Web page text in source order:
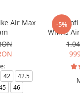
Air Max
42
42.5
46
-5%
Wmns